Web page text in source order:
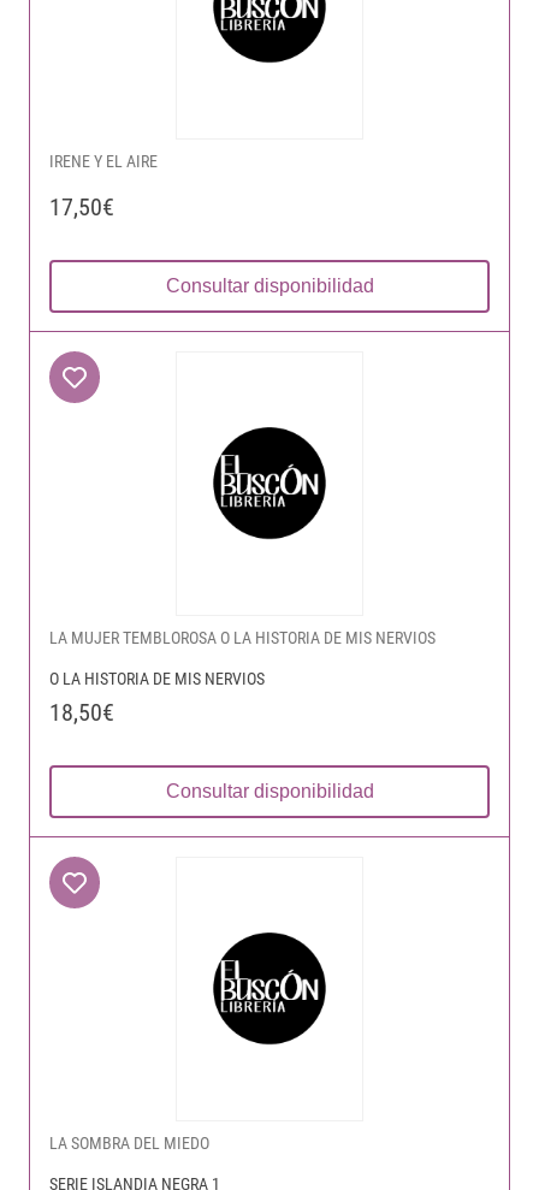
IRENE Y EL AIRE
17,50€
Consultar disponibilidad
LA MUJER TEMBLOROSA O LA HISTORIA DE MIS NERVIOS
O LA HISTORIA DE MIS NERVIOS
18,50€
Consultar disponibilidad
LA SOMBRA DEL MIEDO
SERIE ISLANDIA NEGRA 1